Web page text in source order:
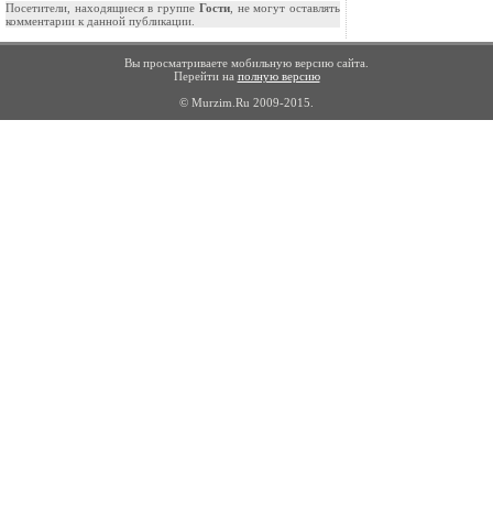
Посетители, находящиеся в группе Гости, не могут оставлять
комментарии к данной публикации.
Вы просматриваете мобильную версию сайта.
Перейти на полную версию
© Murzim.Ru 2009-2015.